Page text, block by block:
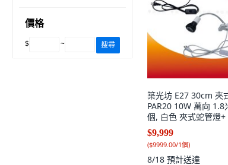
價格
$ ~ 搜尋
築光坊 E27 30cm 夾
PAR20 10W 萬向 1.8
個, 白色 夾式蛇管燈+
10W,4000K 自然光,
然光
$9,999
($9999.00/1個)
8/18 預計送達